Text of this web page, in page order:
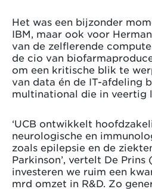
Het was een bijzonder
IBM, maar ook voor
van de zelflerende
de cio van
om een kritische blik te
van data én de IT-afdeling
multinational die in veertig
‘UCB ontwikkelt
neurologische en
zoals epilepsie en de
Parkinson’, vertelt De Prins
investeren we ruim een
mrd omzet in R&D. Zo